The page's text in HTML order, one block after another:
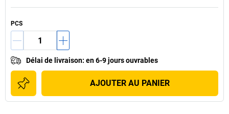
PCS
Délai de livraison: en 6-9 jours ouvrables
AJOUTER AU PANIER